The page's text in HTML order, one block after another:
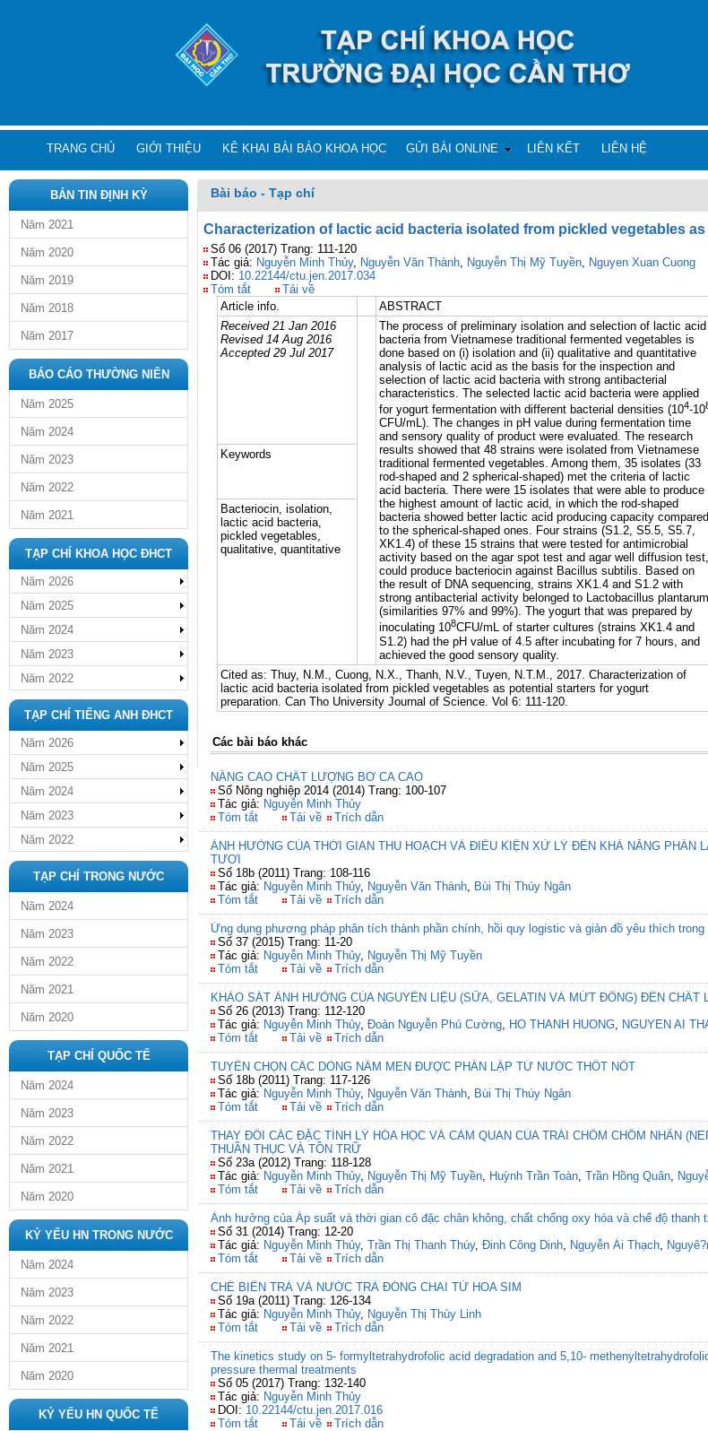
TRANG CHỦ GIỚI THIỆU KÊ KHAI BÀI BÁO KHOA HỌC GỬI BÀI ONLINE LIÊN KẾT LIÊN HỆ
BẢN TIN ĐỊNH KỲ
Năm 2021
Năm 2020
Năm 2019
Năm 2018
Năm 2017
BÁO CÁO THƯỜNG NIÊN
Năm 2025
Năm 2024
Năm 2023
Năm 2022
Năm 2021
TẠP CHÍ KHOA HỌC ĐHCT
Năm 2026
Năm 2025
Năm 2024
Năm 2023
Năm 2022
TẠP CHÍ TIẾNG ANH ĐHCT
Năm 2026
Năm 2025
Năm 2024
Năm 2023
Năm 2022
TẠP CHÍ TRONG NƯỚC
Năm 2024
Năm 2023
Năm 2022
Năm 2021
Năm 2020
TẠP CHÍ QUỐC TẾ
Năm 2024
Năm 2023
Năm 2022
Năm 2021
Năm 2020
KỶ YẾU HN TRONG NƯỚC
Năm 2024
Năm 2023
Năm 2022
Năm 2021
Năm 2020
KỶ YẾU HN QUỐC TẾ
Bài báo - Tạp chí
Characterization of lactic acid bacteria isolated from pickled vegetables
Số 06 (2017) Trang: 111-120
Tác giả: Nguyễn Minh Thủy, Nguyễn Văn Thành, Nguyễn Thị Mỹ Tuyền, Nguyen Xuan Cuong
DOI: 10.22144/ctu.jen.2017.034
Tóm tắt
Tải về
Article info.
ABSTRACT
Received 21 Jan 2016
Revised 14 Aug 2016
Accepted 29 Jul 2017
The process of preliminary isolation and selection of lactic acid
bacteria from Vietnamese traditional fermented vegetables is
done based on (i) isolation and (ii) qualitative and quantitative
analysis of lactic acid as the basis for the inspection and
selection of lactic acid bacteria with strong antibacterial
characteristics. The selected lactic acid bacteria were applied
for yogurt fermentation with different bacterial densities (104-10
CFU/mL). The changes in pH value during fermentation time
and sensory quality of product were evaluated. The research
results showed that 48 strains were isolated from Vietnamese
traditional fermented vegetables. Among them, 35 isolates (33
rod-shaped and 2 spherical-shaped) met the criteria of lactic
acid bacteria. There were 15 isolates that were able to produce
the highest amount of lactic acid, in which the rod-shaped
bacteria showed better lactic acid producing capacity compared
to the spherical-shaped ones. Four strains (S1.2, S5.5, S5.7,
XK1.4) of these 15 strains that were tested for antimicrobial
activity based on the agar spot test and agar well diffusion test,
could produce bacteriocin against Bacillus subtilis. Based on
the result of DNA sequencing, strains XK1.4 and S1.2 with
strong antibacterial activity belonged to Lactobacillus plantarum
(similarities 97% and 99%). The yogurt that was prepared by
inoculating 108CFU/mL of starter cultures (strains XK1.4 and
S1.2) had the pH value of 4.5 after incubating for 7 hours, and
achieved the good sensory quality.
Keywords
Bacteriocin, isolation,
lactic acid bacteria,
pickled vegetables,
qualitative, quantitative
Cited as: Thuy, N.M., Cuong, N.X., Thanh, N.V., Tuyen, N.T.M., 2017. Characterization of
lactic acid bacteria isolated from pickled vegetables as potential starters for yogurt
preparation. Can Tho University Journal of Science. Vol 6: 111-120.
Các bài báo khác
NÂNG CAO CHẤT LƯỢNG BƠ CA CAO
Số Nông nghiệp 2014 (2014) Trang: 100-107
Tác giả: Nguyễn Minh Thủy
Tóm tắt
Tải về Trích dẫn
ẢNH HƯỞNG CỦA THỜI GIAN THU HOẠCH VÀ ĐIỀU KIỆN XỬ LÝ ĐẾN KHẢ NĂNG PHÂN
TƯƠI
Số 18b (2011) Trang: 108-116
Tác giả: Nguyễn Minh Thủy, Nguyễn Văn Thành, Bùi Thị Thúy Ngân
Tóm tắt
Tải về Trích dẫn
Ứng dụng phương pháp phân tích thành phần chính, hồi quy logistic và giản đồ yêu thích
Số 37 (2015) Trang: 11-20
Tác giả: Nguyễn Minh Thủy, Nguyễn Thị Mỹ Tuyền
Tóm tắt
Tải về Trích dẫn
KHẢO SÁT ẢNH HƯỞNG CỦA NGUYÊN LIỆU (SỮA, GELATIN VÀ MỨT ĐÔNG) ĐẾN CHẤT
Số 26 (2013) Trang: 112-120
Tác giả: Nguyễn Minh Thủy, Đoàn Nguyễn Phú Cường, HO THANH HUONG, NGUYEN AI
Tóm tắt
Tải về Trích dẫn
TUYỂN CHỌN CÁC DÒNG NẤM MEN ĐƯỢC PHÂN LẬP TỪ NƯỚC THỐT NỐT
Số 18b (2011) Trang: 117-126
Tác giả: Nguyễn Minh Thủy, Nguyễn Văn Thành, Bùi Thị Thúy Ngân
Tóm tắt
Tải về Trích dẫn
THAY ĐỔI CÁC ĐẶC TÍNH LÝ HÓA HỌC VÀ CẢM QUAN CỦA TRÁI CHÔM CHÔM NHÃN
THUẦN THỤC VÀ TỒN TRỮ
Số 23a (2012) Trang: 118-128
Tác giả: Nguyễn Minh Thủy, Nguyễn Thị Mỹ Tuyền, Huỳnh Trần Toàn, Trần Hồng Quân,
Tóm tắt
Tải về Trích dẫn
Ảnh hưởng của Áp suất và thời gian cô đặc chân không, chất chống oxy hóa và chế độ
Số 31 (2014) Trang: 12-20
Tác giả: Nguyễn Minh Thủy, Trần Thị Thanh Thúy, Đinh Công Dinh, Nguyễn Ái Thạch,
Tóm tắt
Tải về Trích dẫn
CHẾ BIẾN TRÀ VÀ NƯỚC TRÀ ĐÓNG CHAI TỪ HOA SIM
Số 19a (2011) Trang: 126-134
Tác giả: Nguyễn Minh Thủy, Nguyễn Thị Thùy Linh
Tóm tắt
Tải về Trích dẫn
The kinetics study on 5- formyltetrahydrofolic acid degradation and 5,10-
pressure thermal treatments
Số 05 (2017) Trang: 132-140
Tác giả: Nguyễn Minh Thủy
DOI: 10.22144/ctu.jen.2017.016
Tóm tắt
Tải về Trích dẫn